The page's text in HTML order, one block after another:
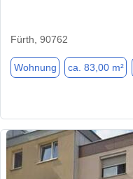
Fürth, 90762
Wohnung ca. 83,00 m²